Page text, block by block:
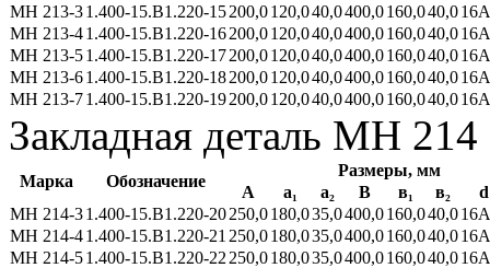
МН 213-31.400-15.В1.220-15200,0120,040,0400,0160,040,0
МН 213-41.400-15.В1.220-16200,0120,040,0400,0160,040,0
МН 213-51.400-15.В1.220-17200,0120,040,0400,0160,040,0
МН 213-61.400-15.В1.220-18200,0120,040,0400,0160,040,0
МН 213-71.400-15.В1.220-19200,0120,040,0400,0160,040,0
Закладная деталь МН 214
Марка Обозначение
Размеры, мм
А
а₁ a₂ В в₁ в₂
d
МН 214-31.400-15.В1.220-20250,0180,035,0400,0160,040,0
МН 214-41.400-15.В1.220-21 250,0180,035,0400,0160,040,0
МН 214-51.400-15.В1.220-22 250,0180,035,0400,0160,040,0